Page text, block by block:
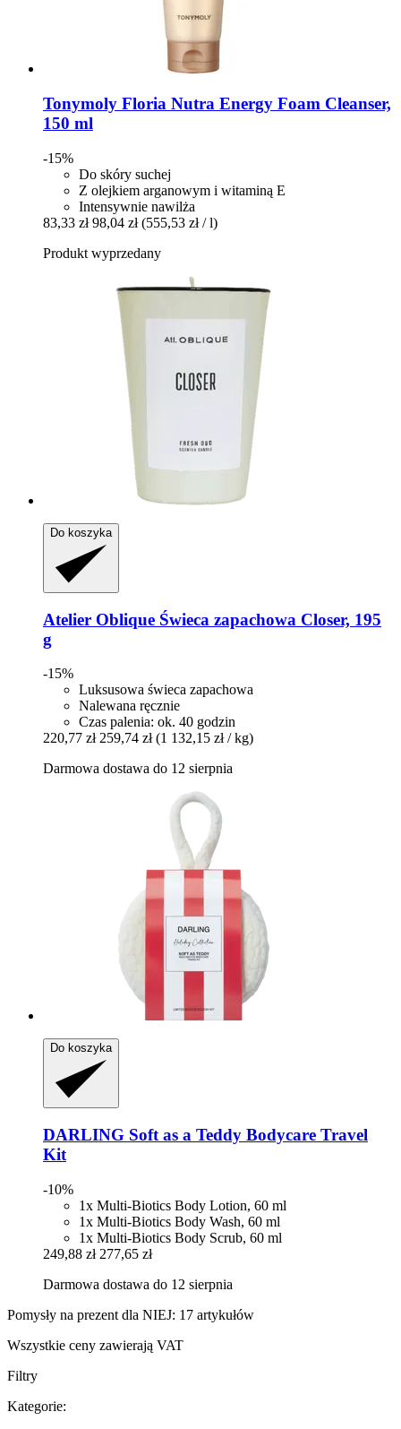
Tonymoly Floria Nutra Energy Foam Cleanser,
150 ml
-15%
Do skóry suchej
Z olejkiem arganowym i witaminą E
Intensywnie nawilża
83,33 zł 98,04 zł (555,53 zł / l)
Produkt wyprzedany
Do koszyka
Atelier Oblique Świeca zapachowa Closer, 195
g
-15%
Luksusowa świeca zapachowa
Nalewana ręcznie
Czas palenia: ok. 40 godzin
220,77 zł 259,74 zł (1 132,15 zł / kg)
Darmowa dostawa do 12 sierpnia
Do koszyka
DARLING Soft as a Teddy Bodycare Travel
Kit
-10%
1x Multi-Biotics Body Lotion, 60 ml
1x Multi-Biotics Body Wash, 60 ml
1x Multi-Biotics Body Scrub, 60 ml
249,88 zł 277,65 zł
Darmowa dostawa do 12 sierpnia
Pomysły na prezent dla NIEJ: 17 artykułów
Wszystkie ceny zawierają VAT
Filtry
Kategorie: